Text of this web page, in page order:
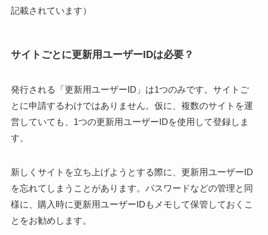
記載されています）
サイトごとに更新用ユーザーIDは必要？
発行される「更新用ユーザーID」は1つのみです。サイトご
とに申請するわけではありません。仮に、複数のサイトを運
営していても、1つの更新用ユーザーIDを使用して登録しま
す。
新しくサイトを立ち上げようとする際に、更新用ユーザーID
を忘れてしまうことがあります。パスワードなどの管理と同
様に、購入時に更新用ユーザーIDもメモして保管しておくこ
とをお勧めします。